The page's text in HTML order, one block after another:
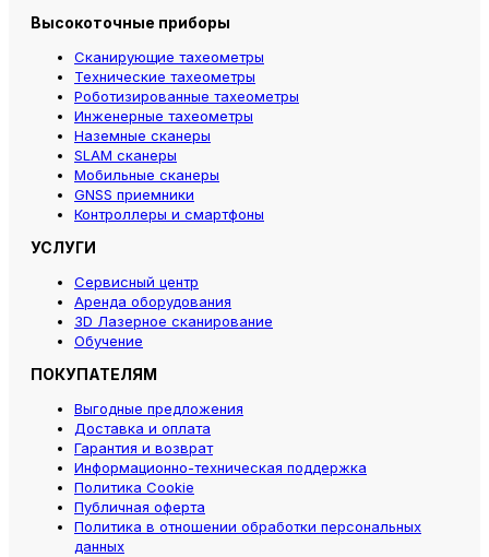
Высокоточные приборы
Сканирующие тахеометры
Технические тахеометры
Роботизированные тахеометры
Инженерные тахеометры
Наземные сканеры
SLAM сканеры
Мобильные сканеры
GNSS приемники
Контроллеры и смартфоны
УСЛУГИ
Сервисный центр
Аренда оборудования
3D Лазерное сканирование
Обучение
ПОКУПАТЕЛЯМ
Выгодные предложения
Доставка и оплата
Гарантия и возврат
Информационно-техническая поддержка
Политика Cookie
Публичная оферта
Политика в отношении обработки персональных
данных